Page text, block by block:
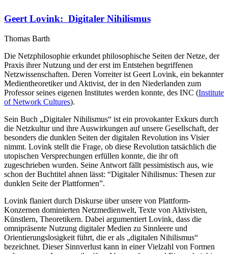
Geert Lovink: Digitaler Nihilismus
Thomas Barth
Die Netzphilosophie erkundet philosophische Seiten der Netze, der
Praxis ihrer Nutzung und der erst im Entstehen begriffenen
Netzwissenschaften. Deren Vorreiter ist Geert Lovink, ein bekannter
Medientheoretiker und Aktivist, der in den Niederlanden zum
Professor seines eigenen Institutes werden konnte, des INC (Institute
of Network Cultures).
Sein Buch „Digitaler Nihilismus“ ist ein provokanter Exkurs durch
die Netzkultur und ihre Auswirkungen auf unsere Gesellschaft, der
besonders die dunklen Seiten der digitalen Revolution ins Visier
nimmt. Lovink stellt die Frage, ob diese Revolution tatsächlich die
utopischen Versprechungen erfüllen konnte, die ihr oft
zugeschrieben wurden. Seine Antwort fällt pessimistisch aus, wie
schon der Buchtitel ahnen lässt: “Digitaler Nihilismus: Thesen zur
dunklen Seite der Plattformen”.
Lovink flaniert durch Diskurse über unsere von Plattform-
Konzernen dominierten Netzmedienwelt, Texte von Aktivisten,
Künstlern, Theoretikern. Dabei argumentiert Lovink, dass die
omnipräsente Nutzung digitaler Medien zu Sinnleere und
Orientierungslosigkeit führt, die er als „digitalen Nihilismus“
bezeichnet. Dieser Sinnverlust kann in einer Vielzahl von Formen